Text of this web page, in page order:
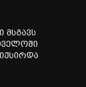
მსგავს